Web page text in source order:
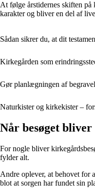
At følge årstidernes skiften
karakter og bliver en del af
Sådan sikrer du, at dit
Kirkegården som
Gør planlægningen af
Naturkister og kirkekister –
Når besøget bliver
For nogle bliver
fylder alt.
Andre oplever, at behovet for
blot at sorgen har fundet sin